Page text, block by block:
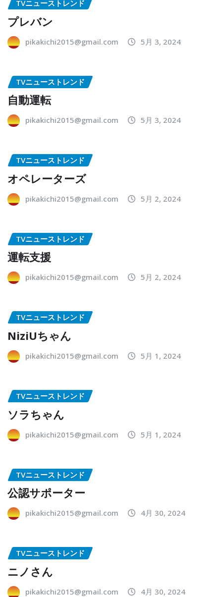
TVニューストレンド
プレバン
pikakichi2015@gmail.com 5月 3, 2024
TVニューストレンド
自動運転
pikakichi2015@gmail.com 5月 3, 2024
TVニューストレンド
オペレーターズ
pikakichi2015@gmail.com 5月 2, 2024
TVニューストレンド
運転支援
pikakichi2015@gmail.com 5月 2, 2024
TVニューストレンド
NiziUちゃん
pikakichi2015@gmail.com 5月 1, 2024
TVニューストレンド
ソラちゃん
pikakichi2015@gmail.com 5月 1, 2024
TVニューストレンド
公認サポーター
pikakichi2015@gmail.com 4月 30, 2024
TVニューストレンド
ニノさん
pikakichi2015@gmail.com 4月 30, 2024